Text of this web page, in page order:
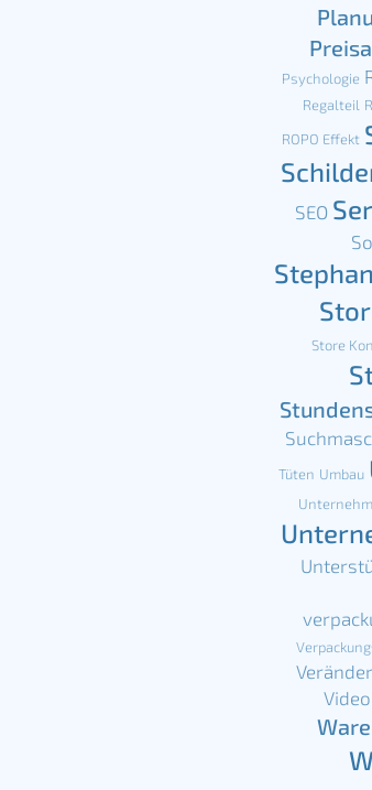
Psychologie
Regalteil
ROPO Effekt
SEO
Store
Tüten Umbau
Video